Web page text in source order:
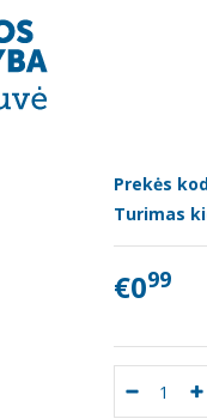
Prekės
Turimas
€099